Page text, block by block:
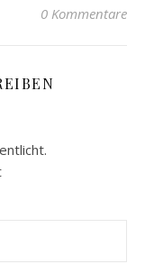
0 Kommentare